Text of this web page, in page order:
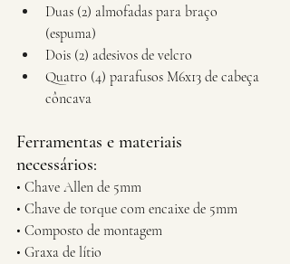
Duas (2) almofadas para braço
(espuma)
Dois (2) adesivos de velcro
Quatro (4) parafusos M6x13 de cabeça
côncava
Ferramentas e materiais
necessários:
• Chave Allen de 5mm
• Chave de torque com encaixe de 5mm
• Composto de montagem
• Graxa de lítio